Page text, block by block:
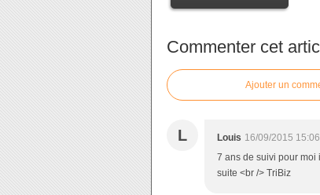
Commenter cet
Ajouter un
L Louis 16/09/2015 15:06
7 ans de suivi pour moi
suite <br /> TriBiz